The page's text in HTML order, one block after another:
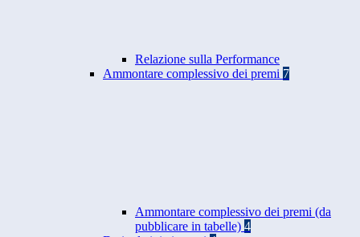
Relazione sulla Performance
Ammontare complessivo dei premi 7
Ammontare complessivo dei premi (da
pubblicare in tabelle) 4